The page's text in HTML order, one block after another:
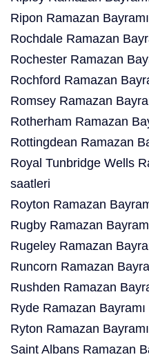
Ripon Ramazan
Rochdale Ramazan
Rochester Ramazan
Rochford Ramazan
Romsey Ramazan
Rotherham Ramazan
Rottingdean Ramazan
Royal Tunbridge Wells
saatleri
Royton Ramazan
Rugby Ramazan
Rugeley Ramazan
Runcorn Ramazan
Rushden Ramazan
Ryde Ramazan
Ryton Ramazan
Saint Albans Ramazan